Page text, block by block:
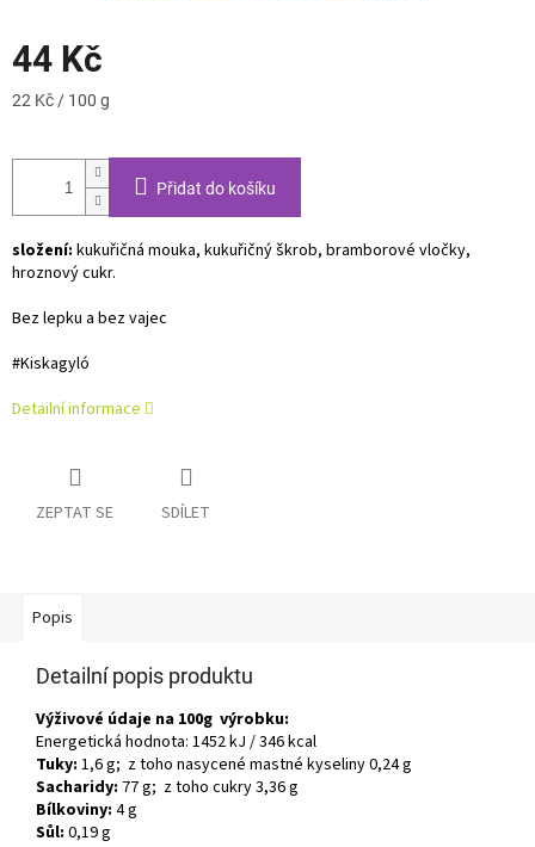
44 Kč
Měrná
22 Kč / 100 g
Přidat do košíku
složení: kukuřičná mouka, kukuřičný škrob, bramborové vločky,
hroznový cukr.
Bez lepku a bez vajec
#Kiskagyló
Detailní informace
ZEPTAT SE SDÍLET
Popis
Detailní popis produktu
Výživové údaje na 100g výrobku:
Energetická hodnota: 1452 kJ / 346 kcal
Tuky: 1,6 g; z toho nasycené mastné kyseliny 0,24 g
Sacharidy: 77 g; z toho cukry 3,36 g
Bílkoviny: 4 g
Sůl: 0,19 g